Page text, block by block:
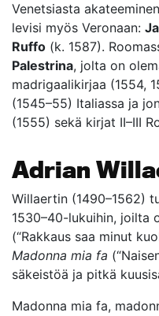
Venetsiasta
levisi myös Veronaan:
Ruffo (k. 1587).
Palestrina, jolta on
madrigaalikirjaa (1554,
(1545–55) Italiassa ja
(1555) sekä kirjat II–III
Adrian
Willaertin (1490–1562)
1530–40-lukuihin, joilta
(“Rakkaus saa minut
Madonna mia fa
säkeistöä ja pitkä
Madonna mia fa,